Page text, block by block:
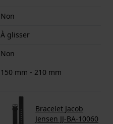
Non
À glisser
Non
150 mm - 210 mm
Bracelet Jacob
Jensen JJ-BA-10060